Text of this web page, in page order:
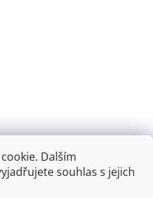
Dalším
souhlas s jejich